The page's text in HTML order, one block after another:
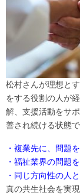
松村さんが理想と
をする役割の人が
解、支援活動をサ
善され続ける状態で
・複業先に、問題
・福祉業界の問題
・同じ方向性の人
真の共生社会を実